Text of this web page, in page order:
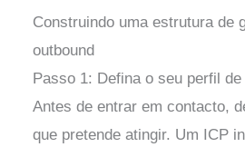
Construindo uma estrutura de
outbound
Passo 1: Defina o seu perfil
Antes de entrar em contacto,
que pretende atingir. Um ICP